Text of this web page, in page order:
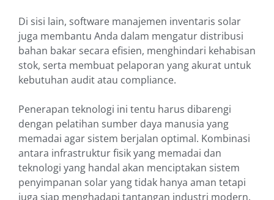
Di sisi lain, software manajemen inventaris solar
juga membantu Anda dalam mengatur distribusi
bahan bakar secara efisien, menghindari kehabisan
stok, serta membuat pelaporan yang akurat untuk
kebutuhan audit atau compliance.
Penerapan teknologi ini tentu harus dibarengi
dengan pelatihan sumber daya manusia yang
memadai agar sistem berjalan optimal. Kombinasi
antara infrastruktur fisik yang memadai dan
teknologi yang handal akan menciptakan sistem
penyimpanan solar yang tidak hanya aman tetapi
juga siap menghadapi tantangan industri modern.